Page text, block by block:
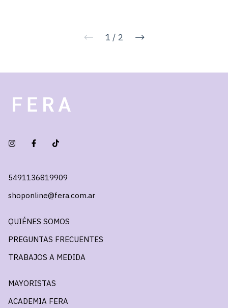
1 / 2
5491136819909
shoponline@fera.com.ar
QUIÉNES SOMOS
PREGUNTAS FRECUENTES
TRABAJOS A MEDIDA
MAYORISTAS
ACADEMIA FERA